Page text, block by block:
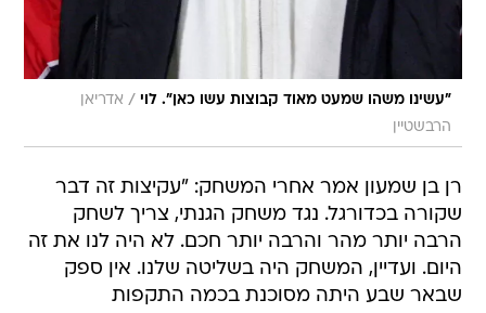
"עשינו משהו שמעט מאוד קבוצות עשו כאן". לוי / אדריאן
הרבשטיין
רן בן שמעון אמר אחרי המשחק: "עקיצות זה דבר
שקורה בכדורגל. נגד משחק הגנתי, צריך לשחק
הרבה יותר מהר והרבה יותר חכם. לא היה לנו את זה
היום. ועדיין, המשחק היה בשליטה שלנו. אין ספק
שבאר שבע היתה מסוכנת בכמה התקפות